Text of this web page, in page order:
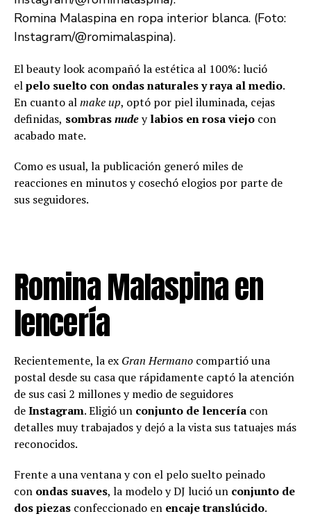
Romina Malaspina en ropa interior blanca. (Foto:
Instagram/@romimalaspina).
El beauty look acompañó la estética al 100%: lució
elpelo suelto con ondas naturales y raya al medio.
En cuanto almake up, optó por piel iluminada, cejas
definidas, sombrasnudeylabios en rosa viejo con
acabado mate.
Como es usual, la publicación generó miles de
reacciones en minutos y cosechó elogios por parte de
sus seguidores.
Romina Malaspina en
lencería
Recientemente, la ex Gran Hermano compartió una
postal desde su casa que rápidamente captó la atención
de sus casi 2 millones y medio de seguidores
deInstagram. Eligió un conjunto de lencería con
detalles muy trabajados y dejó a la vista sus tatuajes más
reconocidos.
Frente a una ventana y con el pelo suelto peinado
con ondas suaves, la modelo y DJ lució un conjunto de
dos piezas confeccionado en encaje translúcido.